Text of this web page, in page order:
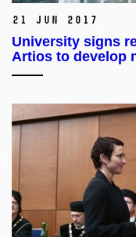
21 Jun 2017
University signs
Artios to develop